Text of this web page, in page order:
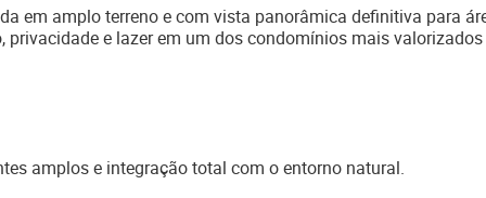
em amplo terreno e com vista panorâmica definitiva para
e lazer em um dos condomínios mais valorizados
amplos e integração total com o entorno natural.